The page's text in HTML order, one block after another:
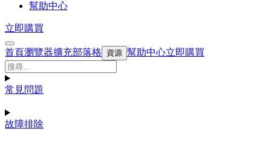
幫助中心
立即購買
首頁瀏覽器擴充部落格 資源 幫助中心立即購買
常見問題
故障排除